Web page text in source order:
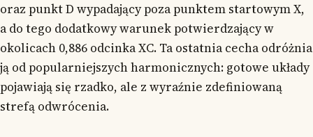
oraz punkt D wypadający poza punktem startowym X,
a do tego dodatkowy warunek potwierdzający w
okolicach 0,886 odcinka XC. Ta ostatnia cecha odróżnia
ją od popularniejszych harmonicznych: gotowe układy
pojawiają się rzadko, ale z wyraźnie zdefiniowaną
strefą odwrócenia.